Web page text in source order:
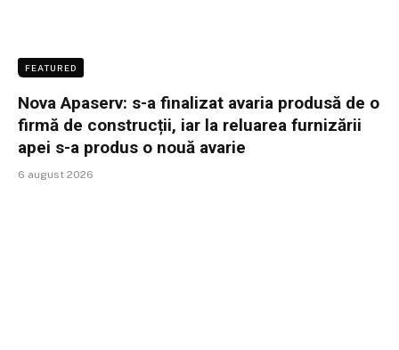
FEATURED
Nova Apaserv: s-a finalizat avaria produsă de o
firmă de construcții, iar la reluarea furnizării
apei s-a produs o nouă avarie
6 august 2026